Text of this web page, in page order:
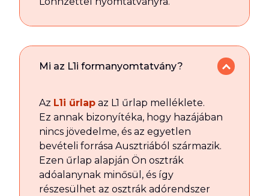
Mi az L1i formanyomtatvány?
Az L1i űrlap az L1 űrlap melléklete.
Ez annak bizonyítéka, hogy hazájában
nincs jövedelme, és az egyetlen
bevételi forrása Ausztriából származik.
Ezen űrlap alapján Ön osztrák
adóalanynak minősül, és így
részesülhet az osztrák adórendszer